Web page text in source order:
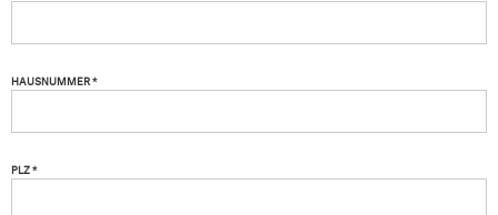
HAUSNUMMER *
PLZ *